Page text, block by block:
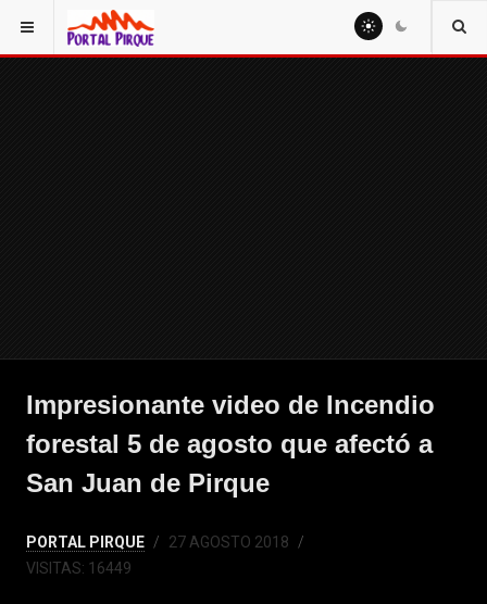
Impresionante video de Incendio
forestal 5 de agosto que afectó a
San Juan de Pirque
PORTAL PIRQUE
27 AGOSTO 2018
VISITAS: 16449